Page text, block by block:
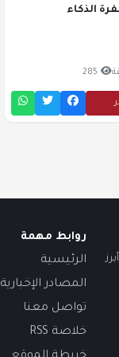
الذكاء
285
روابط مهمة
الرئيسية
المصادر الإخبارية
تواصل معنا
خلاصة RSS